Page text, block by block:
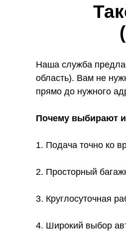
Наша служба
область). Вам не
прямо до нужного
Почему выбирают
1. Подача точно ко
2. Просторный
3. Круглосуточная
4. Широкий выбор